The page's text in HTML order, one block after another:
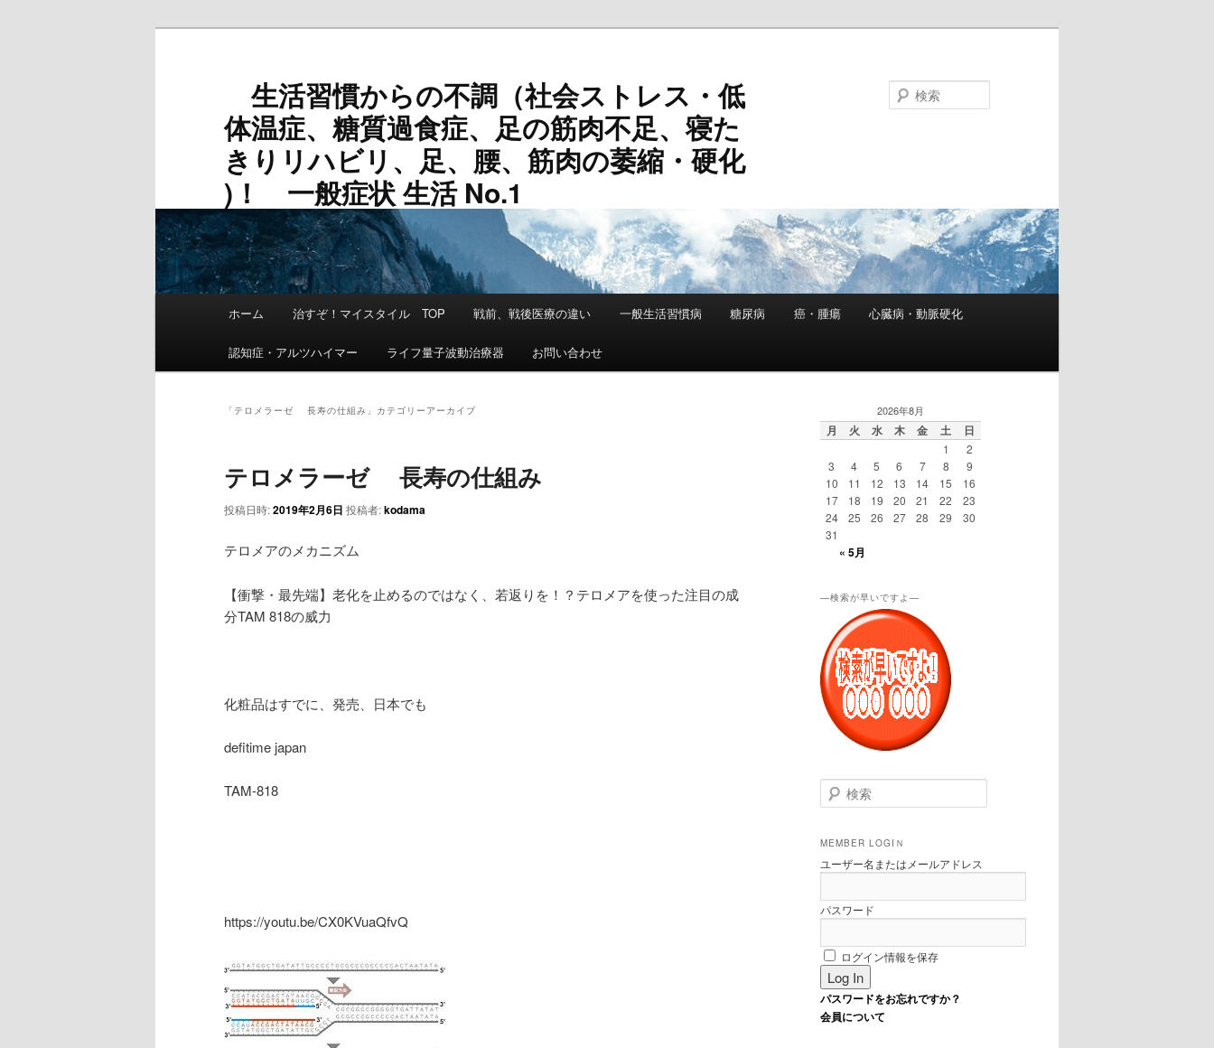
生活習慣からの不調（社会ストレス・低
体温症、糖質過食症、足の筋肉不足、寝た
きりリハビリ、足、腰、筋肉の萎縮・硬化
)！ 一般症状 生活 No.1
メ
ホーム 治すぞ！マイスタイル TOP 戦前、戦後医療の違い 一般生活習慣病 糖尿病 癌・腫瘍 心臓病・動脈硬化
認知症・アルツハイマー ライフ量子波動治療器 お問い合わせ
「 テロメラーゼ 長寿の仕組み 」カテゴリーアーカイブ
テロメラーゼ 長寿の仕組み
投稿日時:2019年2月6日 投稿者:kodama
テロメアのメカニズム
【衝撃・最先端】老化を止めるのではなく、若返りを！？テロメアを使った注目の成
分TAM 818の威力
化粧品はすでに、発売、日本でも
defitime japan
TAM-818
https://youtu.be/CX0KVuaQfvQ
2026年8月
月 火 水 木 金 土 日
1
2
3
4 5 6 7 8
9
10
11 12 13 14 15
16
17
18 19 20 21 22
23
24
25 26 27 28 29
30
31
« 5月
—検索が早いですよ—
検
索
MEMBER LOGIＮ
ユーザー名またはメールアドレス
パスワード
ログイン情報を保存
パスワードをお忘れですか？
会員について